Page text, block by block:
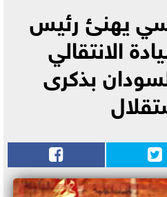
يهنئ رئيس
الانتقالي
بذكرى